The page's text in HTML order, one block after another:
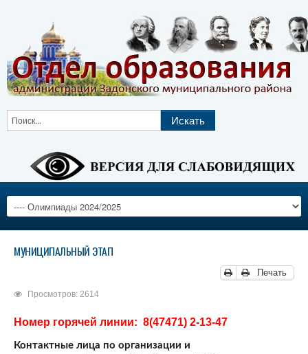
МУНИЦИПАЛЬНЫЙ ЭТАП
Печать
Просмотров: 2614
Номер горячей линии: 8(47471) 2-13-47
Контактные лица по организации и